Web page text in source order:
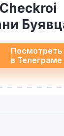
Checkroi
Посмотреть
в Телеграме